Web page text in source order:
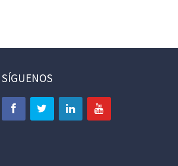
SÍGUENOS